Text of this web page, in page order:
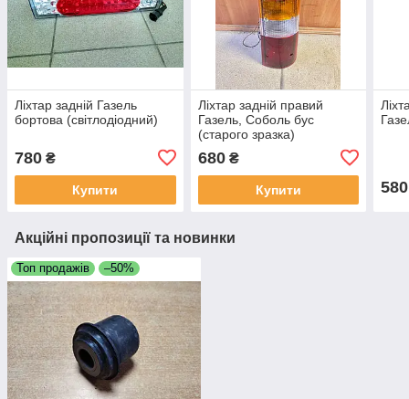
Ліхтар задній Газель
бортова (світлодіодний)
780 ₴
Купити
Ліхтар задній правий
Газель, Соболь бус
(старого зразка)
680₴
Купити 580
Акційні пропозиції та новинки
Топ продажів –50%